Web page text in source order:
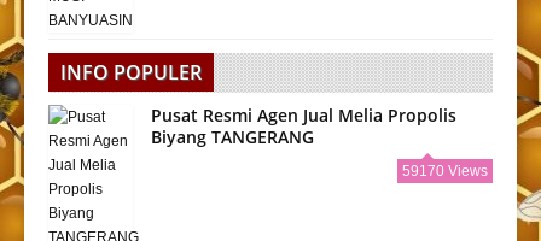
INFO POPULER
Pusat Resmi Agen Jual Melia Propolis
Biyang TANGERANG
59170 Views